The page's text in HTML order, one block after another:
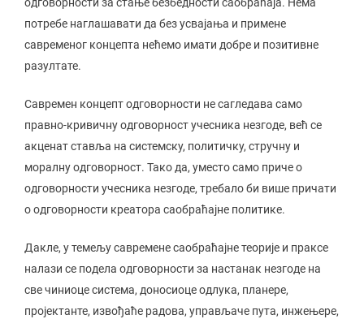
одговорности за стање безбедности саобраћаја. Нема
потребе наглашавати да без усвајања и примене
савременог концепта нећемо имати добре и позитивне
разултате.
Савремен концепт одговорности не сагледава само
правно-кривичну одговорност учесника незгоде, већ се
акценат ставља на системску, политичку, стручну и
моралну одговорност. Тако да, уместо само приче о
одговорности учесника незгоде, требало би више причати
о одговорности креатора саобраћајне политике.
Дакле, у темељу савремене саобраћајне теорије и праксе
налази се подела одговорности за настанак незгоде на
све чиниоце система, доносиоце одлука, планере,
пројектанте, извођаће радова, управљаче пута, инжењере,